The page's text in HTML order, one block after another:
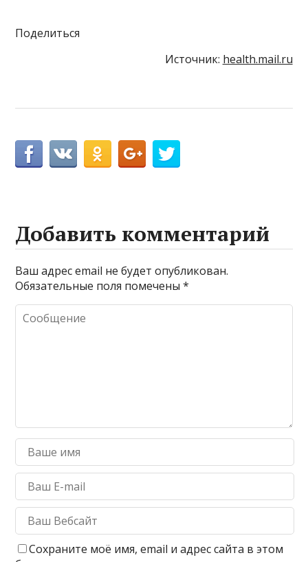
Поделиться
Источник: health.mail.ru
Добавить комментарий
Ваш адрес email не будет опубликован.
Обязательные поля помечены*
Сохраните моё имя, email и адрес сайта в этом